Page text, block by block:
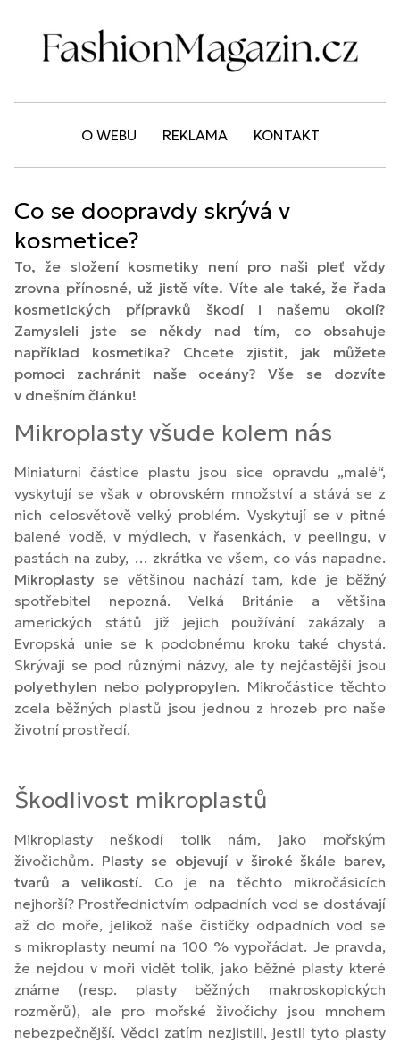
O WEBU REKLAMA KONTAKT
Co se doopravdy skrývá v
kosmetice?
To, že složení kosmetiky není pro naši pleť vždy
zrovna přínosné, už jistě víte. Víte ale také, že řada
kosmetických přípravků škodí i našemu okolí?
Zamysleli jste se někdy nad tím, co obsahuje
například kosmetika? Chcete zjistit, jak můžete
pomoci zachránit naše oceány? Vše se dozvíte
v dnešním článku!
Mikroplasty všude kolem nás
Miniaturní částice plastu jsou sice opravdu „malé“,
vyskytují se však v obrovském množství a stává se z
nich celosvětově velký problém. Vyskytují se v pitné
balené vodě, v mýdlech, v řasenkách, v peelingu, v
pastách na zuby, … zkrátka ve všem, co vás napadne.
Mikroplasty se většinou nachází tam, kde je běžný
spotřebitel nepozná. Velká Británie a většina
amerických států již jejich používání zakázaly a
Evropská unie se k podobnému kroku také chystá.
Skrývají se pod různými názvy, ale ty nejčastější jsou
polyethylen nebo polypropylen. Mikročástice těchto
zcela běžných plastů jsou jednou z hrozeb pro naše
životní prostředí.
Škodlivost mikroplastů
Mikroplasty neškodí tolik nám, jako mořským
živočichům. Plasty se objevují v široké škále barev,
tvarů a velikostí. Co je na těchto mikročásicích
nejhorší? Prostřednictvím odpadních vod se dostávají
až do moře, jelikož naše čističky odpadních vod se
s mikroplasty neumí na 100 % vypořádat. Je pravda,
že nejdou v moři vidět tolik, jako běžné plasty které
známe (resp. plasty běžných makroskopických
rozměrů), ale pro mořské živočichy jsou mnohem
nebezpečnější. Vědci zatím nezjistili, jestli tyto plasty